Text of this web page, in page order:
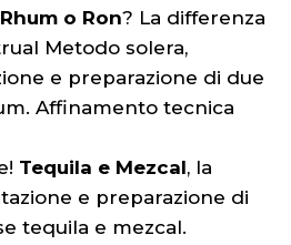
o Ron? La differenza
Metodo solera,
e preparazione di due
Affinamento tecnica
Tequila e Mezcal, la
e preparazione di
tequila e mezcal.